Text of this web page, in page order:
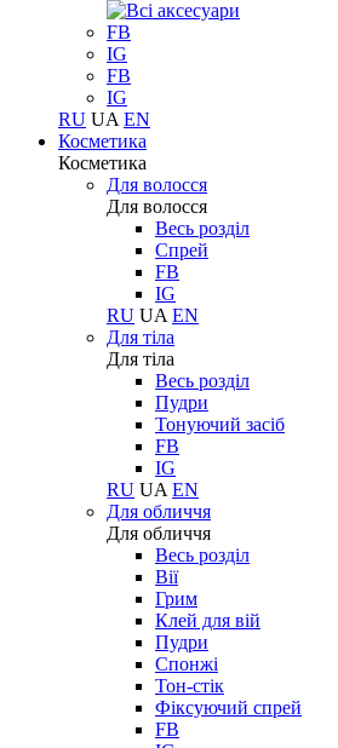
FB
IG
FB
IG
RU UA EN
Косметика
Косметика
Для волосся
Для волосся
Весь розділ
Спрей
FB
IG
RU UA EN
Для тіла
Для тіла
Весь розділ
Пудри
Тонуючий засіб
FB
IG
RU UA EN
Для обличчя
Для обличчя
Весь розділ
Вії
Грим
Клей для вій
Пудри
Спонжі
Тон-стік
Фіксуючий спрей
FB